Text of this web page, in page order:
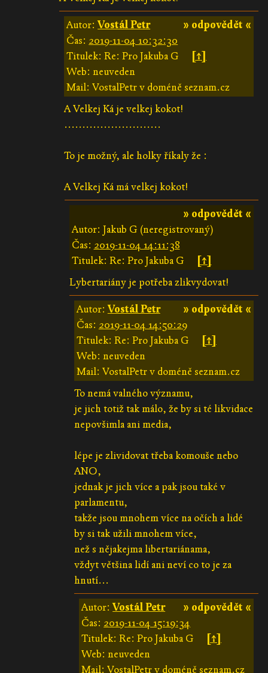
» odpovědět «
Autor:Vostál Petr
Čas: 2019-11-04 10:32:30
Titulek: Re: Pro Jakuba G
[↑]
Web: neuveden
Mail: VostalPetr v doméně seznam.cz
A Velkej Ká je velkej kokot!
...........................
To je možný, ale holky říkaly že :
A Velkej Ká má velkej kokot!
» odpovědět «
Autor: Jakub G (neregistrovaný)
Čas: 2019-11-04 14:11:38
Titulek: Re: Pro Jakuba G
[↑]
Lybertariány je potřeba zlikvydovat!
» odpovědět «
Autor:Vostál Petr
Čas: 2019-11-04 14:50:29
Titulek: Re: Pro Jakuba G
[↑]
Web: neuveden
Mail: VostalPetr v doméně seznam.cz
To nemá valného významu,
je jich totiž tak málo, že by si té likvidace
nepovšimla ani media,
lépe je zlividovat třeba komouše nebo
ANO,
jednak je jich více a pak jsou také v
parlamentu,
takže jsou mnohem více na očích a lidé
by si tak užili mnohem více,
než s nějakejma libertariánama,
vždyt většina lidí ani neví co to je za
hnutí...
» odpovědět «
Autor:Vostál Petr
Čas: 2019-11-04 15:19:34
Titulek: Re: Pro Jakuba G
[↑]
Web: neuveden
Mail: VostalPetr v doméně seznam.cz